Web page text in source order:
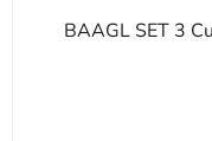
BAAGL SET 3